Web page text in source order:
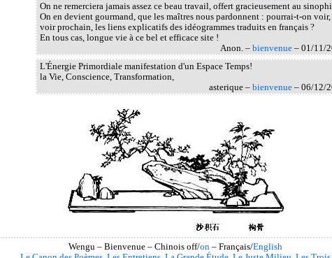
On ne remerciera jamais assez ce beau travail, offert gracieusement au
On en devient gourmand, que les maîtres nous pardonnent : pourrai-t-on
voir prochain, les liens explicatifs des idéogrammes traduits en français ?
En tous cas, longue vie à ce bel et efficace site !
Anon. – bienvenue – 01/11/
L'Énergie Primordiale manifestation d'un Espace Temps!
la Vie, Conscience, Transformation,
asterique – bienvenue – 06/12/
Wengu – Bienvenue – Chinois off/on – Français/English